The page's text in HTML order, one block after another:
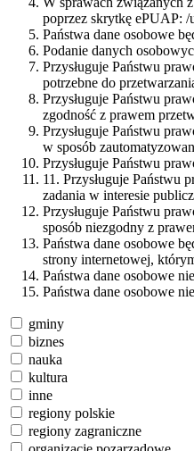
poprzez skrytkę ePUAP:
Państwa dane osobowe
Podanie danych
Przysługuje Państwu
potrzebne do
Przysługuje Państwu
zgodność z prawem
Przysługuje Państwu
w sposób
Przysługuje Państwu
11. Przysługuje Państwu
zadania w interesie
Przysługuje Państwu
sposób niezgodny z
Państwa dane osobowe
strony internetowej,
Państwa dane osobowe
Państwa dane osobowe
gminy
biznes
nauka
kultura
inne
regiony polskie
regiony zagraniczne